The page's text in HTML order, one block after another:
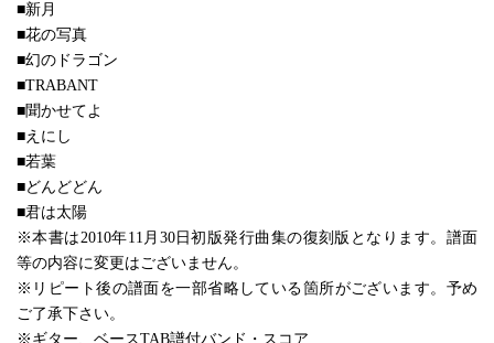
■新月
■花の写真
■幻のドラゴン
■TRABANT
■聞かせてよ
■えにし
■若葉
■どんどどん
■君は太陽
※本書は2010年11月30日初版発行曲集の復刻版となります。譜面
等の内容に変更はございません。
※リピート後の譜面を一部省略している箇所がございます。予め
ご了承下さい。
※ギター、ベースTAB譜付バンド・スコア